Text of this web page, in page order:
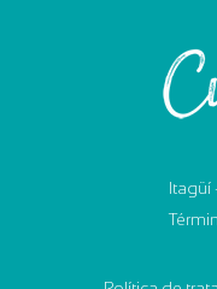
Itagüí